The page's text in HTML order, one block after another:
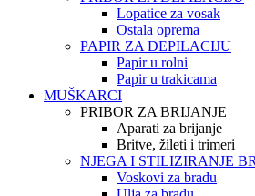
Lopatice za vosak
Ostala oprema
PAPIR ZA DEPILACIJU
Papir u rolni
Papir u trakicama
MUŠKARCI
PRIBOR ZA BRIJANJE
Aparati za brijanje
Britve, žileti i trimeri
NJEGA I STILIZIRANJE
Voskovi za bradu